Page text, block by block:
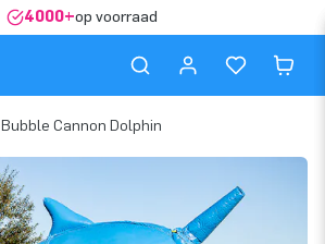
4000+op voorraad
Bubble Cannon Dolphin